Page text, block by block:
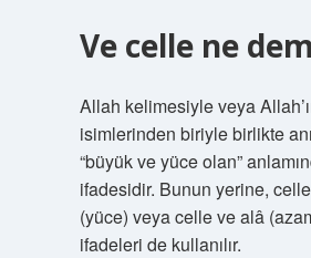
Ve celle ne
Allah kelimesiyle veya
isimlerinden biriyle birlikte
“büyük ve yüce olan”
ifadesidir. Bunun yerine,
(yüce) veya celle ve alâ
ifadeleri de kullanılır.